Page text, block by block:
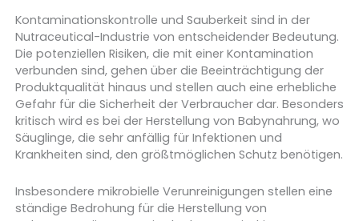
Kontaminationskontrolle und Sauberkeit sind in der
Nutraceutical-Industrie von entscheidender Bedeutung.
Die potenziellen Risiken, die mit einer Kontamination
verbunden sind, gehen über die Beeinträchtigung der
Produktqualität hinaus und stellen auch eine erhebliche
Gefahr für die Sicherheit der Verbraucher dar. Besonders
kritisch wird es bei der Herstellung von Babynahrung, wo
Säuglinge, die sehr anfällig für Infektionen und
Krankheiten sind, den größtmöglichen Schutz benötigen.
Insbesondere mikrobielle Verunreinigungen stellen eine
ständige Bedrohung für die Herstellung von